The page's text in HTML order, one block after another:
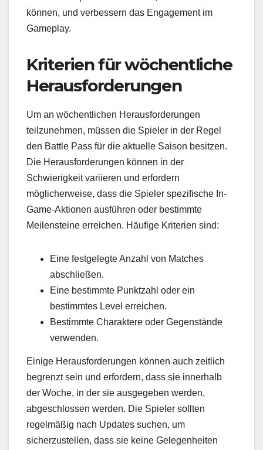
können, und verbessern das Engagement im
Gameplay.
Kriterien für wöchentliche
Herausforderungen
Um an wöchentlichen Herausforderungen
teilzunehmen, müssen die Spieler in der Regel
den Battle Pass für die aktuelle Saison besitzen.
Die Herausforderungen können in der
Schwierigkeit variieren und erfordern
möglicherweise, dass die Spieler spezifische In-
Game-Aktionen ausführen oder bestimmte
Meilensteine erreichen. Häufige Kriterien sind:
Eine festgelegte Anzahl von Matches
abschließen.
Eine bestimmte Punktzahl oder ein
bestimmtes Level erreichen.
Bestimmte Charaktere oder Gegenstände
verwenden.
Einige Herausforderungen können auch zeitlich
begrenzt sein und erfordern, dass sie innerhalb
der Woche, in der sie ausgegeben werden,
abgeschlossen werden. Die Spieler sollten
regelmäßig nach Updates suchen, um
sicherzustellen, dass sie keine Gelegenheiten